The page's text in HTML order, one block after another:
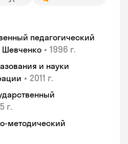
педагогический
Шевченко • 1996 г.
и науки
• 2011 г.
г.
методический